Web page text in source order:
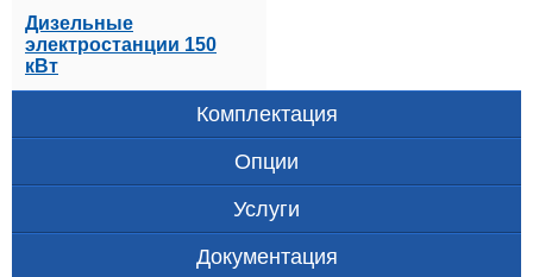
Дизельные
электростанции 150
кВт
Комплектация
Опции
Услуги
Документация